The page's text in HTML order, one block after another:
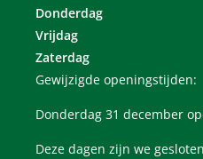
Donderdag
Vrijdag
Zaterdag
Gewijzigde openingstijden:
Donderdag 31 december
Deze dagen zijn we